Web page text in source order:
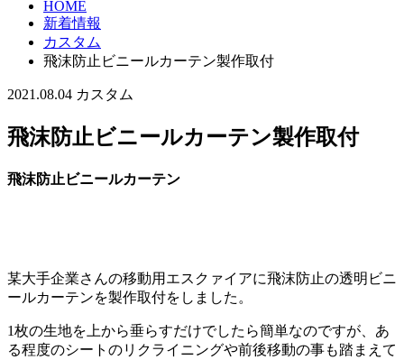
HOME
新着情報
カスタム
飛沫防止ビニールカーテン製作取付
2021.08.04 カスタム
飛沫防止ビニールカーテン製作取付
飛沫防止ビニールカーテン
某大手企業さんの移動用エスクァイアに飛沫防止の透明ビニ
ールカーテンを製作取付をしました。
1枚の生地を上から垂らすだけでしたら簡単なのですが、あ
る程度のシートのリクライニングや前後移動の事も踏まえて